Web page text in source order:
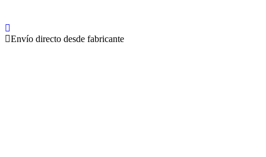
Envío directo desde fabricante